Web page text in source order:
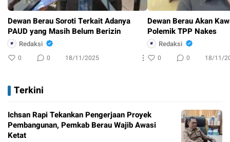
Dewan Berau Soroti Terkait Adanya
PAUD yang Masih Belum Berizin
Redaksi
0 0 18/11/2025
Dewan Berau Akan
Polemik TPP Nakes
Redaksi
0 0 18/11/
Terkini
Ichsan Rapi Tekankan Pengerjaan Proyek
Pembangunan, Pemkab Berau Wajib Awasi
Ketat